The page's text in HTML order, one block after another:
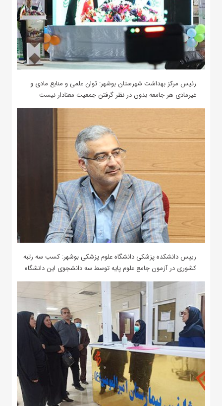
رئیس مرکز بهداشت شهرستان بوشهر: توان علمی و منابع مادی و
غیرمادی هر جامعه بدون در نظر گرفتن جمعیت معنادار نیست
رییس دانشکده پزشکی دانشگاه علوم پزشکی بوشهر: کسب سه رتبه
کشوری در آزمون جامع علوم پایه توسط سه دانشجوی این دانشگاه